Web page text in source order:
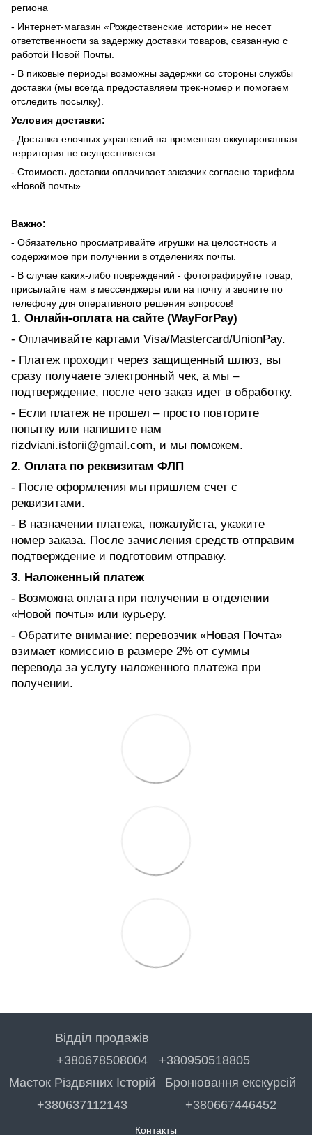
региона
- Интернет-магазин «Рождественские истории» не несет
ответственности за задержку доставки товаров, связанную с
работой Новой Почты.
- В пиковые периоды возможны задержки со стороны службы
доставки (мы всегда предоставляем трек-номер и помогаем
отследить посылку).
Условия доставки:
- Доставка елочных украшений на временная оккупированная
территория не осуществляется.
- Стоимость доставки оплачивает заказчик согласно тарифам
«Новой почты».
Важно:
- Обязательно просматривайте игрушки на целостность и
содержимое при получении в отделениях почты.
- В случае каких-либо повреждений - фотографируйте товар,
присылайте нам в мессенджеры или на почту и звоните по
телефону для оперативного решения вопросов!
1. Онлайн-оплата на сайте (WayForPay)
- Оплачивайте картами Visa/Mastercard/UnionPay.
- Платеж проходит через защищенный шлюз, вы
сразу получаете электронный чек, а мы –
подтверждение, после чего заказ идет в обработку.
- Если платеж не прошел – просто повторите
попытку или напишите нам
rizdviani.istorii@gmail.com, и мы поможем.
2. Оплата по реквизитам ФЛП
- После оформления мы пришлем счет с
реквизитами.
- В назначении платежа, пожалуйста, укажите
номер заказа. После зачисления средств отправим
подтверждение и подготовим отправку.
3. Наложенный платеж
- Возможна оплата при получении в отделении
«Новой почты» или курьеру.
- Обратите внимание: перевозчик «Новая Почта»
взимает комиссию в размере 2% от суммы
перевода за услугу наложенного платежа при
получении.
Відділ продажів
+380678508004
+380950518805
Маєток Різдвяних Історій
+380637112143
Бронювання екскурсій
+380667446452
Контакты